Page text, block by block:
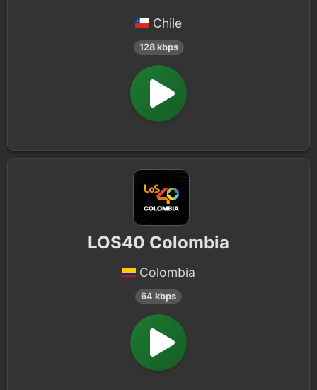
Chile
128 kbps
LOS40 Colombia
Colombia
64 kbps